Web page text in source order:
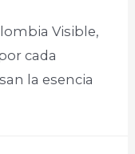
Visible,
cada
la esencia